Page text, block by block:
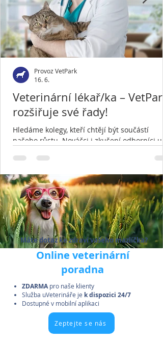
Veterinární lékař/ka – VetPark
rozšiřuje své řady!
Hledáme kolegy, kteří chtějí být součástí
našeho růstu. Nováčci i zkušení odborníci u
Provoz VetPark
16. 6.
Máte dotaz ke zdraví vašeho mazlíčka?​
Online veterinární
poradna
ZDARMA pro naše klienty
Služba uVeterináře je k dispozici 24/7
Dostupné v mobilní aplikaci
Zeptejte se nás